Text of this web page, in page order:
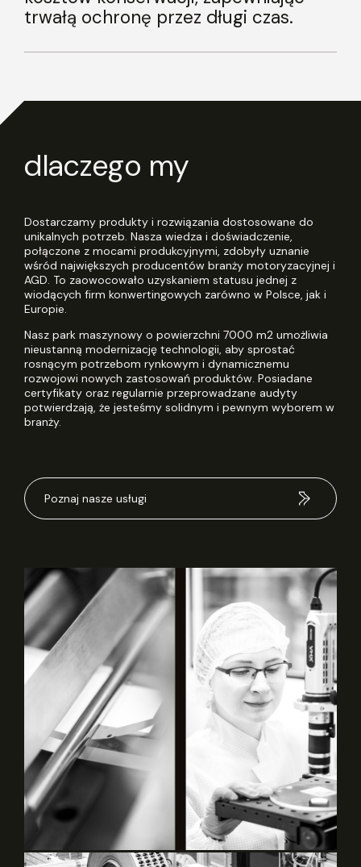
trwałą ochronę przez długi czas.
dlaczego my
Dostarczamy produkty i rozwiązania dostosowane do
unikalnych potrzeb. Nasza wiedza i doświadczenie,
połączone z mocami produkcyjnymi, zdobyły uznanie
wśród największych producentów branży motoryzacyjnej i
AGD. To zaowocowało uzyskaniem statusu jednej z
wiodących firm konwertingowych zarówno w Polsce, jak i
Europie.
Nasz park maszynowy o powierzchni 7000 m2 umożliwia
nieustanną modernizację technologii, aby sprostać
rosnącym potrzebom rynkowym i dynamicznemu
rozwojowi nowych zastosowań produktów. Posiadane
certyfikaty oraz regularnie przeprowadzane audyty
potwierdzają, że jesteśmy solidnym i pewnym wyborem w
branży.
Poznaj nasze usługi